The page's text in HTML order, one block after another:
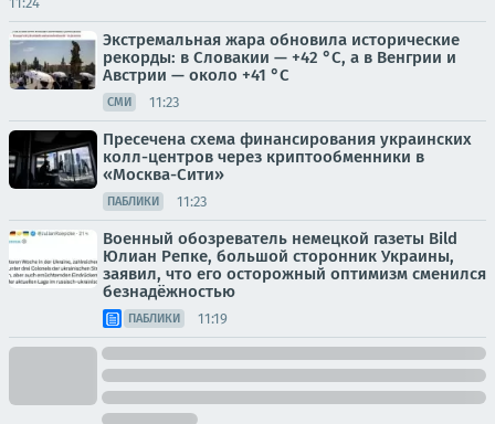
Экстремальная жара обновила исторические
рекорды: в Словакии — +42 °C, а в Венгрии и
Австрии — около +41 °C
СМИ 11:23
Пресечена схема финансирования украинских
колл-центров через криптообменники в
«Москва-Сити»
ПАБЛИКИ 11:23
Военный обозреватель немецкой газеты Bild
Юлиан Репке, большой сторонник Украины,
заявил, что его осторожный оптимизм сменился
безнадёжностью
ПАБЛИКИ 11:19